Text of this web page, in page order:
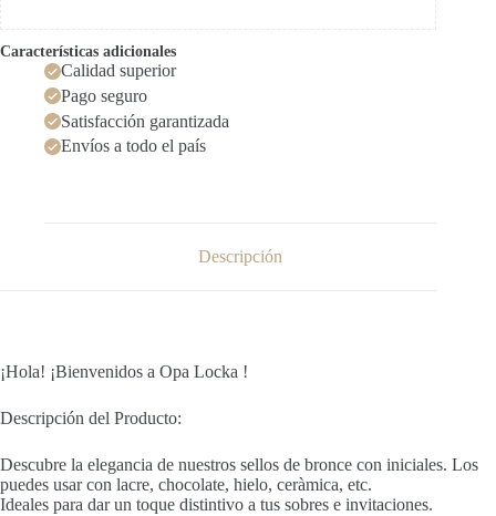
Características adicionales
Calidad superior
Pago seguro
Satisfacción garantizada
Envíos a todo el país
Descripción
¡Hola! ¡Bienvenidos a Opa Locka !
Descripción del Producto:
Descubre la elegancia de nuestros sellos de bronce con iniciales. Los
puedes usar con lacre, chocolate, hielo, ceràmica, etc.
Ideales para dar un toque distintivo a tus sobres e invitaciones.